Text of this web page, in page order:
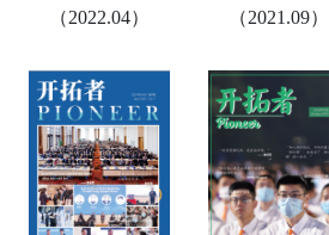
（2022.04）
（2021.09）